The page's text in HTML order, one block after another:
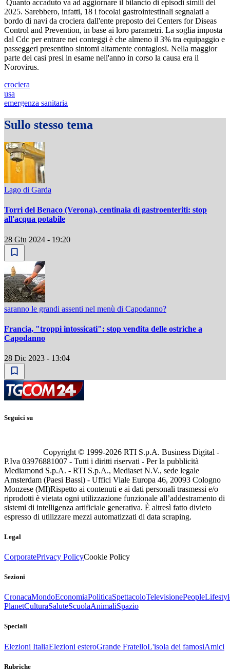
Quanto accaduto va ad aggiornare il bilancio di episodi simili del
2025. Sarebbero, infatti, 18 i focolai gastrointestinali segnalati a
bordo di navi da crociera dall'ente preposto dei Centers for Diseas
Control and Prevention, in base ai loro parametri. La soglia imposta
dal Cdc per entrare nei conteggi è che almeno il 3% tra equipaggio e
passeggeri presentino sintomi altamente contagiosi. Nella maggior
parte dei casi presi in esame nell'anno in corso la causa era il
Norovirus.
crociera
usa
emergenza sanitaria
Sullo stesso tema
Lago di Garda
Torri del Benaco (Verona), centinaia di gastroenteriti: stop
all'acqua potabile
28 Giu 2024 - 19:20
saranno le grandi assenti nel menù di Capodanno?
Francia, "troppi intossicati": stop vendita delle ostriche a
Capodanno
28 Dic 2023 - 13:04
Seguici su
Copyright © 1999-2026 RTI S.p.A. Business Digital -
P.Iva 03976881007 - Tutti i diritti riservati - Per la pubblicità
Mediamond S.p.A. - RTI S.p.A., Mediaset N.V., sede legale
Amsterdam (Paesi Bassi) - Uffici Viale Europa 46, 20093 Cologno
Monzese (MI)Rispetto ai contenuti e ai dati personali trasmessi e/o
riprodotti è vietata ogni utilizzazione funzionale all’addestramento di
sistemi di intelligenza artificiale generativa. È altresì fatto divieto
espresso di utilizzare mezzi automatizzati di data scraping.
Legal
CorporatePrivacy PolicyCookie Policy
Sezioni
CronacaMondoEconomiaPoliticaSpettacoloTelevisionePeople
PlanetCulturaSaluteScuolaAnimaliSpazio
Speciali
Elezioni ItaliaElezioni esteroGrande FratelloL'isola dei famosiAmici
Rubriche